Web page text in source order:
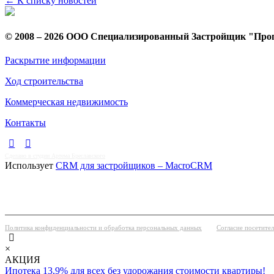
© 2008 – 2026 ООО Специализированный Застройщик
Раскрытие информации
Ход строительства
Коммерческая недвижимость
Контакты
Использует CRM для застройщиков – MacroCRM
Политика конфиденциальности и обработка персональных данных Согласие
×
АКЦИЯ
Ипотека 13,9% для всех без удорожания стоимости квартиры!